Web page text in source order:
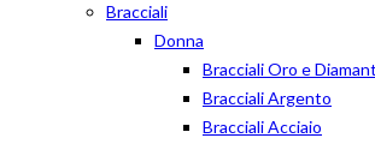
Bracciali
Donna
Bracciali Oro e
Bracciali Argento
Bracciali Acciaio